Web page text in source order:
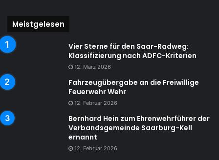
Meistgelesen
Vier Sterne für den Saar-Radweg:
Klassifizierung nach ADFC-Kriterien
12. März 2026
Fahrzeugübergabe an die Freiwillige
Feuerwehr Wehr
12. Februar 2026
Bernhard Hein zum Ehrenwehrführer der
Verbandsgemeinde Saarburg-Kell
ernannt
12. Februar 2026